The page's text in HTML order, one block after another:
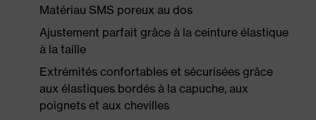
Matériau SMS poreux au dos
Ajustement parfait grâce à la ceinture élastique
à la taille
Extrémités confortables et sécurisées grâce
aux élastiques bordés à la capuche, aux
poignets et aux chevilles